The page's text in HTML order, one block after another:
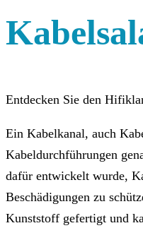
Entdecken Sie den
Ein Kabelkanal, auch
Kabeldurchführungen
dafür entwickelt wurde,
Beschädigungen zu
Kunststoff gefertigt und